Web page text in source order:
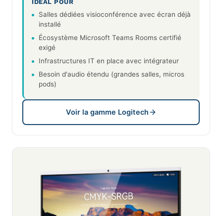
IDÉAL POUR
Salles dédiées visioconférence avec écran déjà
installé
Écosystème Microsoft Teams Rooms certifié
exigé
Infrastructures IT en place avec intégrateur
Besoin d'audio étendu (grandes salles, micros
pods)
Voir la gamme Logitech